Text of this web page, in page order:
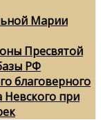
Марии
Пресвятой
РФ
благоверного
Невского при